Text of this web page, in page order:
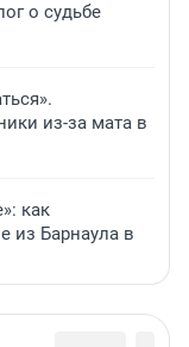
о судьбе
из-за мата в
как
из Барнаула в